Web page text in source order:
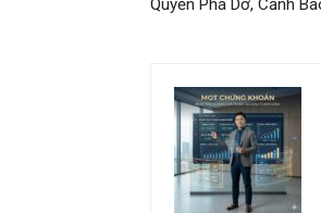
Quyền Phá Dỡ, Cảnh